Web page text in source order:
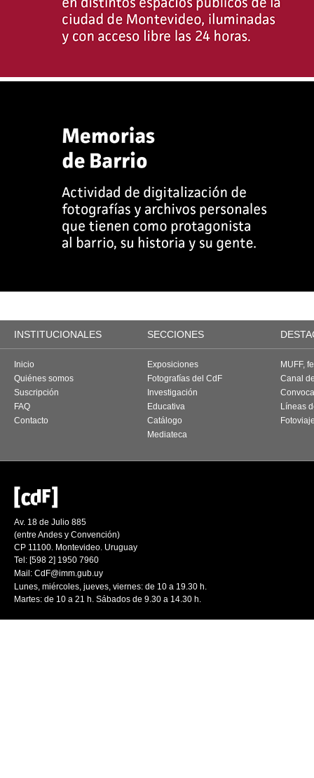
INSTITUCIONALES SECCIONES
Inicio
Quiénes somos
Suscripción
FAQ
Contacto
Exposiciones
Fotografías del CdF
Investigación
Educativa
Catálogo
Mediateca
MUFF,
Canal
Líneas
Av. 18 de Julio 885
(entre Andes y Convención)
CP 11100. Montevideo. Uruguay
Tel: [598 2] 1950 7960
Mail: CdF@imm.gub.uy
Lunes, miércoles, jueves, viernes: de 10 a 19.30 h.
Martes: de 10 a 21 h. Sábados de 9.30 a 14.30 h.